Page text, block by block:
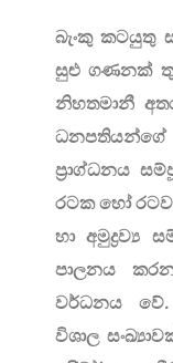
බැංකු කටයුතු
සුළු ගණනක්
නිහතමානී
ධනපතියන්ගේ
ප්‍රාග්ධනය
රටක හෝ
හා අමුද්‍රව්‍ය
පාලනය
වර්ධනය වේ.
විශාල